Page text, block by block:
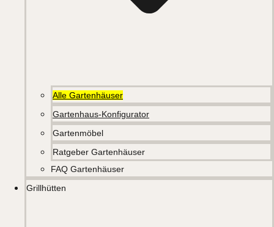
Alle Gartenhäuser
Gartenhaus-Konfigurator
Gartenmöbel
Ratgeber Gartenhäuser
FAQ Gartenhäuser
Grillhütten